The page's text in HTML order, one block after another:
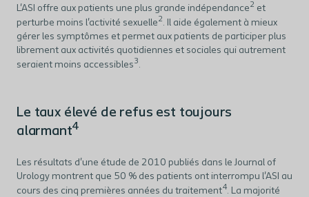
L'ASI offre aux patients une plus grande indépendance2 et
perturbe moins l'activité sexuelle2. Il aide également à mieux
gérer les symptômes et permet aux patients de participer plus
librement aux activités quotidiennes et sociales qui autrement
seraient moins accessibles3.
Le taux élevé de refus est toujours
alarmant4
Les résultats d'une étude de 2010 publiés dans le Journal of
Urology montrent que 50 % des patients ont interrompu l'ASI au
cours des cinq premières années du traitement4. La majorité